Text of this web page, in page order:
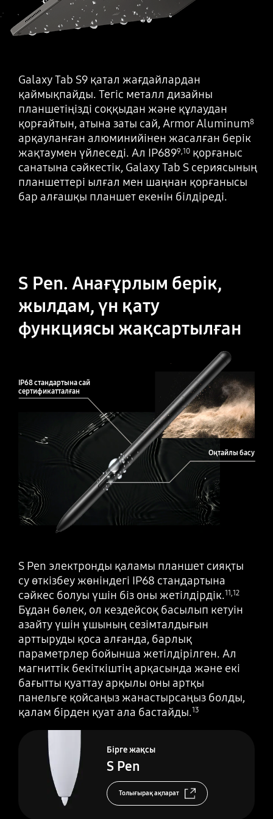
Galaxy Tab S9 қатал жағдайлардан
қаймықпайды. Тегіс металл дизайны
планшетіңізді соққыдан және құлаудан
қорғайтын, атына заты сай, Armor Aluminum8
арқауланған алюминийінен жасалған берік
жақтаумен үйлеседі. Ал IP6899 10қорғаныс
санатына сәйкестік, Galaxy Tab S сериясының
планшеттері ылғал мен шаңнан қорғанысы
бар алғашқы планшет екенін білдіреді.
S Pen. Анағұрлым берік,
жылдам, үн қату
функциясы жақсартылған
IP68 стандартына сай
сертификатталған
Оңтайлы басу
S Pen электронды қаламы планшет сияқты
су өткізбеу жөніндегі IP68 стандартына
сәйкес болуы үшін біз оны жетілдірдік.11 ,12
Бұдан бөлек, ол кездейсоқ басылып кетуін
азайту үшін ұшының сезімталдығын
арттыруды қоса алғанда, барлық
параметрлер бойынша жетілдірілген. Ал
магниттік бекіткіштің арқасында және екі
бағытты қуаттау арқылы оны артқы
панельге қойсаңыз жанастырсаңыз болды,
қалам бірден қуат ала бастайды.13
Бірге жақсы
S Pen
Толығырақ ақпарат